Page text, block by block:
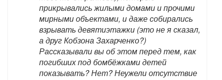
прикрывались жилыми домами и прочими
мирными объектами, и даже собирались
взрывать девятиэтажки (это не я сказал,
а друг Кобзона Захарченко?)
Рассказывали вы об этом перед тем, как
погибших под бомбёжками детей
показывать? Нет? Неужели отсутствие